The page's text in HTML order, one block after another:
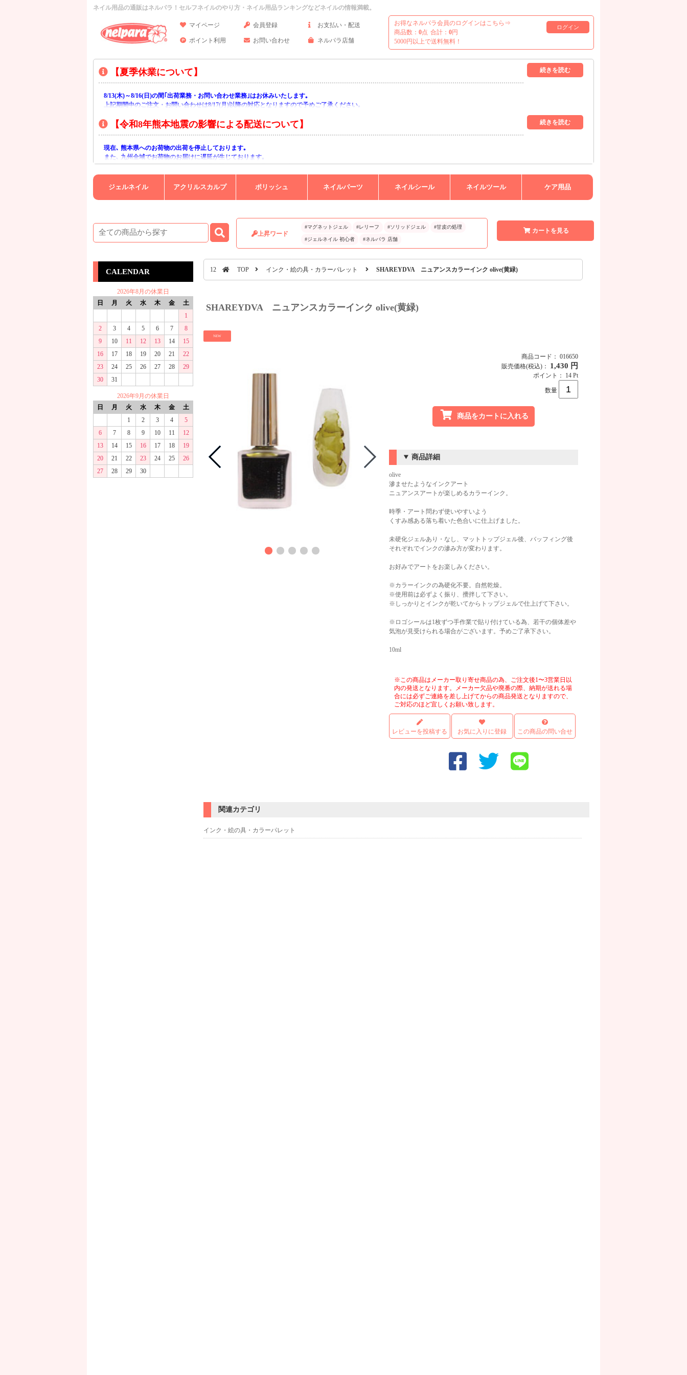
ネイル用品の通販はネルパラ！セルフネイルのやり方・ネイル用品ランキングなどネイルの情報満載。
マイページ 会員登録 お支払い・配送
ポイント利用 お問い合わせ ネルパラ店舗
お得なネルパラ会員のログインはこちら⇒
ログイン
商品数： 0点 合計： 0円
5000円以上で送料無料！
【夏季休業について】
8/13(木)～8/16(日)の間｢出荷業務・お問い合わせ業務｣はお休みいたします｡
上記期間中のご注文・お問い合わせは8/17(月)以降の対応となりますので予めご了承ください｡
【令和8年熊本地震の影響による配送について】
現在､ 熊本県へのお荷物の出荷を停止しております｡
また､ 九州全域でお荷物のお届けに遅延が生じております｡
ご不便をおかけいたしますが､ 何卒ご理解賜りますようお願い申し上げます｡
ジェルネイル アクリルスカルプ ポリッシュ ネイルパーツ ネイルシール ネイルツール ケア用品
上昇ワード
#マグネットジェル #レリーフ #ソリッドジェル #甘皮の処理
#ジェルネイル 初心者 #ネルパラ 店舗
カートを見る
CALENDAR
2026年8月の休業日
日
月 火 水 木 金
土
1
2
3 4 5 6 7
8
9
10 11 12 13 14
15
16
17 18 19 20 21
22
23
24 25 26 27 28
29
30
31
2026年9月の休業日
日
月 火 水 木 金
土
1
2 3 4
5
6
7 8 9 10 11
12
13
14 15 16 17 18
19
20
21 22 23 24 25
26
27
28 29 30
12 TOP インク・絵の具・カラーパレット SHAREYDVA ニュアンスカラーインク olive(黄緑)
SHAREYDVA ニュアンスカラーインク olive(黄緑)
NEW
商品コード： 016650
販売価格(税込)： 1,430 円
ポイント： 14 Pt
数量
商品をカートに入れる
商品詳細
olive
滲ませたようなインクアート
ニュアンスアートが楽しめるカラーインク。
時季・アート問わず使いやすいよう
くすみ感ある落ち着いた色合いに仕上げました。
未硬化ジェルあり・なし、マットトップジェル後、バッフィング後
それぞれでインクの滲み方が変わります。
お好みでアートをお楽しみください。
※カラーインクの為硬化不要。自然乾燥。
※使用前は必ずよく振り、攪拌して下さい。
※しっかりとインクが乾いてからトップジェルで仕上げて下さい。
※ロゴシールは1枚ずつ手作業で貼り付けている為、若干の個体差や
気泡が見受けられる場合がございます。予めご了承下さい。
10ml
※この商品はメーカー取り寄せ商品の為、ご注文後1〜3営業日以
内の発送となります。メーカー欠品や廃番の際、納期が送れる場
合には必ずご連絡を差し上げてからの商品発送となりますので、
ご対応のほど宜しくお願い致します。
レビューを投稿する お気に入りに登録 この商品の問い合せ
関連カテゴリ
インク・絵の具・カラーパレット